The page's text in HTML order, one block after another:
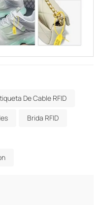
De Cable RFID
Brida RFID